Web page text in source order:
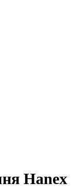
Hanex